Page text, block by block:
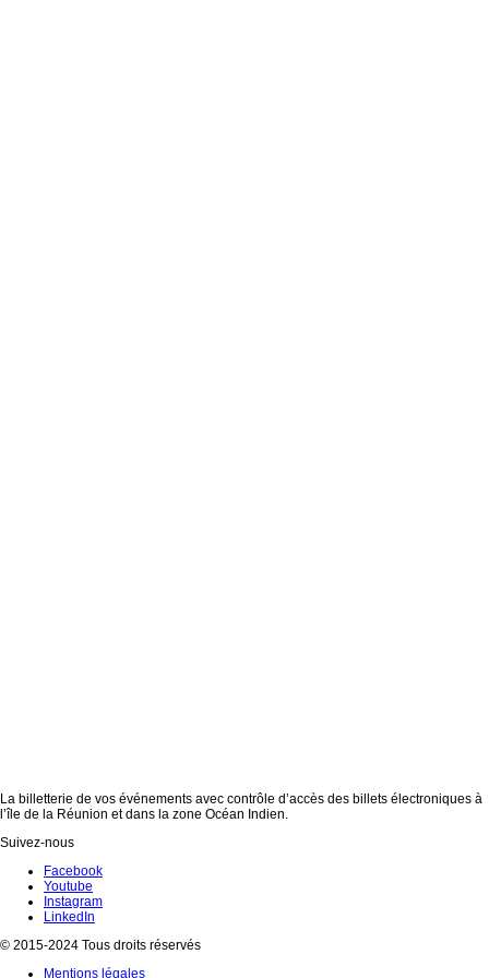
La billetterie de vos événements avec contrôle d’accès des billets électroniques à
l’île de la Réunion et dans la zone Océan Indien.
Suivez-nous
Facebook
Youtube
Instagram
LinkedIn
© 2015-2024 Tous droits réservés
Mentions légales